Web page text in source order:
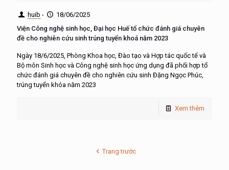
huib -
18/06/2025
Viện Công nghệ sinh học, Đại học Huế tổ chức đánh giá chuyên
đề cho nghiên cứu sinh trúng tuyển khoá năm 2023
Ngày 18/6/2025, Phòng Khoa học, Đào tạo và Hợp tác quốc tế và
Bộ môn Sinh học và Công nghệ sinh học ứng dụng đã phối hợp tổ
chức đánh giá chuyên đề cho nghiên cứu sinh Đặng Ngọc Phúc,
trúng tuyển khóa năm 2023
Xem thêm
Trang trước